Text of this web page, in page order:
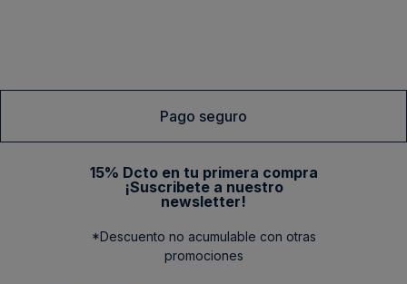
Pago seguro
15% Dcto en tu primera compra
¡Suscribete a nuestro
newsletter!
*Descuento no acumulable con otras
promociones